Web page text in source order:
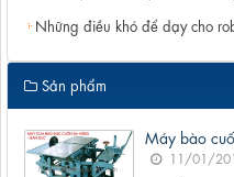
Những điều khó để dạy cho
Sản phẩm
Máy bào
11/01/